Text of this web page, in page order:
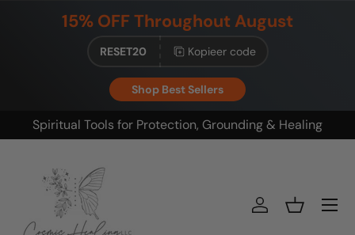
Ga naar inhoud
15% OFF Throughout August
RESET20 Kopieer code
Shop Best Sellers
Build your ritual. Save on bundles.
InloggenMandje
Menu